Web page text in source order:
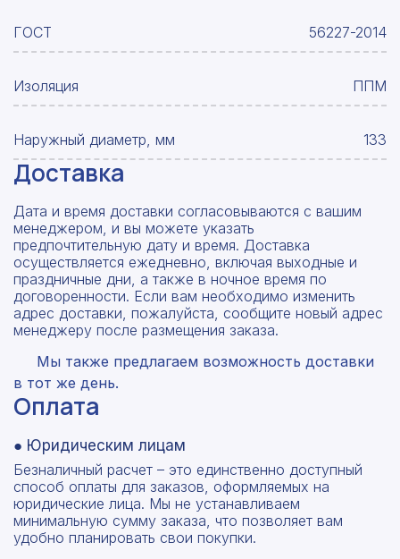
ГОСТ 56227-2014
Изоляция ППМ
Наружный диаметр, мм 133
Доставка
Дата и время доставки согласовываются с вашим
менеджером, и вы можете указать
предпочтительную дату и время. Доставка
осуществляется ежедневно, включая выходные и
праздничные дни, а также в ночное время по
договоренности. Если вам необходимо изменить
адрес доставки, пожалуйста, сообщите новый адрес
менеджеру после размещения заказа.
Мы также предлагаем возможность доставки
в тот же день.
Оплата
● Юридическим лицам
Безналичный расчет – это единственно доступный
способ оплаты для заказов, оформляемых на
юридические лица. Мы не устанавливаем
минимальную сумму заказа, что позволяет вам
удобно планировать свои покупки.